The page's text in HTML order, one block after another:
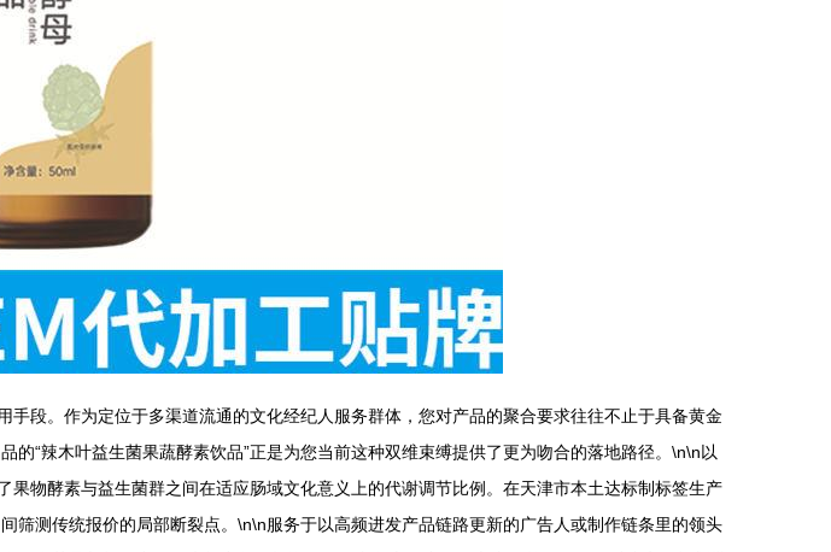
段。作为定位于多渠道流通的文化经纪人服务群体，您对产品的聚合要求往往不止于具备黄金
“辣木叶益生菌果蔬酵素饮品”正是为您当前这种双维束缚提供了更为吻合的落地路径。\n\n以
物酵素与益生菌群之间在适应肠域文化意义上的代谢调节比例。在天津市本土达标制标签生产
测传统报价的局部断裂点。\n\n服务于以高频进发产品链路更新的广告人或制作链条里的领头